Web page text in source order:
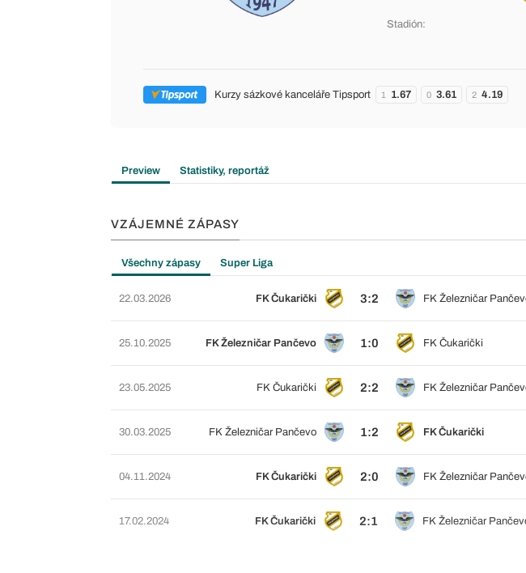
Stadión:
Kurzy sázkové kanceláře Tipsport 1 1.67 0 3.61 2 4.19
Preview Statistiky, reportáž
VZÁJEMNÉ ZÁPASY
Všechny zápasy Super Liga
22.03.2026 FK Čukarički 3:2 FK Železničar
25.10.2025 FK Železničar Pančevo 1:0 FK Čukarički
23.05.2025 FK Čukarički 2:2 FK Železničar
30.03.2025 FK Železničar Pančevo 1:2 FK Čukarički
04.11.2024 FK Čukarički 2:0 FK Železničar
17.02.2024 FK Čukarički 2:1 FK Železničar